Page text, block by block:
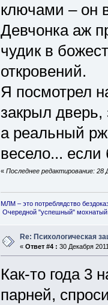
ключами – он
Девчонка аж
чудик в
откровений.
Я посмотрел
закрыл дверь,
а реальный
весело... если
« Последнее редактирование: 28
МЛМ – это потреблядство
Очередной "успешный"
Re: Психологическая
« Ответ #4 : 30 Декабря
Как-то года 3
парней,